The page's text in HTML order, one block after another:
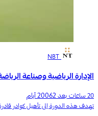
NBT
الإدارة الرياضية وصناعة
20 ساعات بعد 20062 أيام
تهدف هذهالدورة إلى تأهيل كوادر